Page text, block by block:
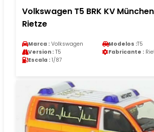
Volkswagen T5 BRK KV
Rietze
Marca : Volkswagen Modelos :T5
Version : T5 Fabricante :
Escala : 1/87